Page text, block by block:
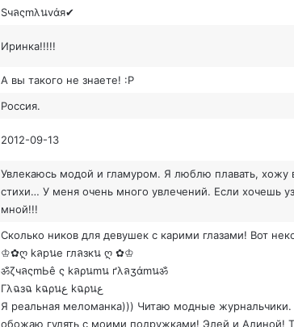
Sчลςmλนvάя✔
Иринка!!!!!
А вы такого не знаете! :P
Россия.
2012-09-13
Увлекаюсь модой и гламуром. Я люблю плавать, хожу
стихи… У меня очень много увлечений. Если хочешь
мной!!!
Сколько ников для девушек с карими глазами! Вот
♔✿ღ kลpนе глลзкน ღ ✿♔
ॐζчลςmЬê ς kลρนmน ґλลʒάmนॐ
Гλฉзฉ kฉρนﻉ kฉρนﻉ
Я реальная меломанка))) Читаю модные журнальчики.
обожаю гулять с моими подружками! Элей и Алиной!